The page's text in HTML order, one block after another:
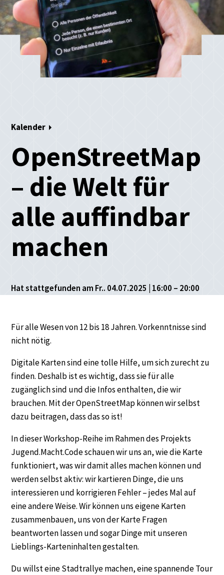
Kalender
OpenStreetMap
– die Welt für
alle auffindbar
machen
Hat stattgefunden am Fr.. 04.07.2025 | 16:00 – 20:00
Für alle Wesen von 12 bis 18 Jahren. Vorkenntnisse sind
nicht nötig.
Digitale Karten sind eine tolle Hilfe, um sich zurecht zu
finden. Deshalb ist es wichtig, dass sie für alle
zugänglich sind und die Infos enthalten, die wir
brauchen. Mit der OpenStreetMap können wir selbst
dazu beitragen, dass das so ist!
In dieser Workshop-Reihe im Rahmen des Projekts
Jugend.Macht.Code schauen wir uns an, wie die Karte
funktioniert, was wir damit alles machen können und
werden selbst aktiv: wir kartieren Dinge, die uns
interessieren und korrigieren Fehler – jedes Mal auf
eine andere Weise. Wir können uns eigene Karten
zusammenbauen, uns von der Karte Fragen
beantworten lassen und sogar Dinge mit unseren
Lieblings-Karteninhalten gestalten.
Du willst eine Stadtrallye machen, eine spannende Tour